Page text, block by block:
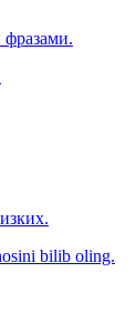
фразами.
bilib oling.